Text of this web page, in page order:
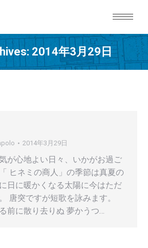
2014年3月29日
2014年3月29日
が心地よい日々、いかがお過ご
ヒネミの商人」の季節は真夏の
日に暖かくなる太陽に今はただ
唐突ですが短歌を詠みます。
前に散り去りぬ 夢かうつ…